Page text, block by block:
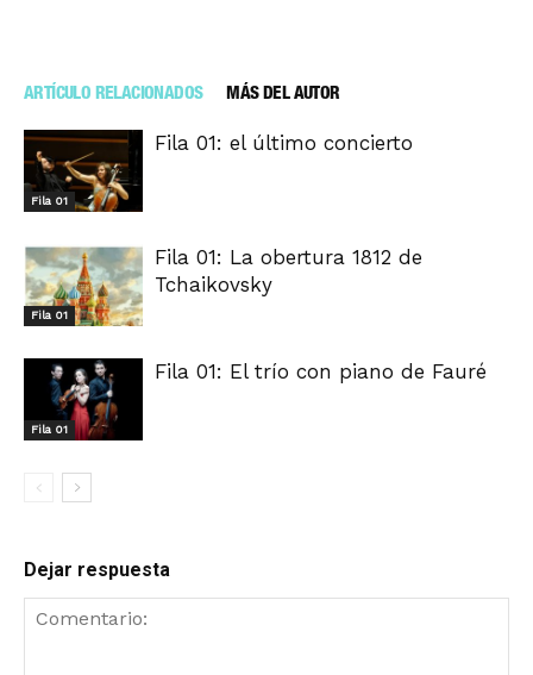
ARTÍCULO RELACIONADOS MÁS DEL AUTOR
Fila 01
Fila 01: el último concierto
Fila 01
Fila 01: La obertura 1812 de
Tchaikovsky
Fila 01
Fila 01: El trío con piano de Fauré
Dejar respuesta